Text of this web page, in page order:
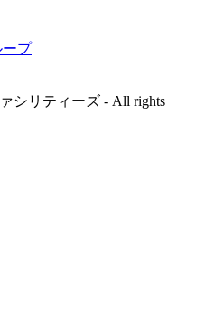
プ
シリティーズ - All rights